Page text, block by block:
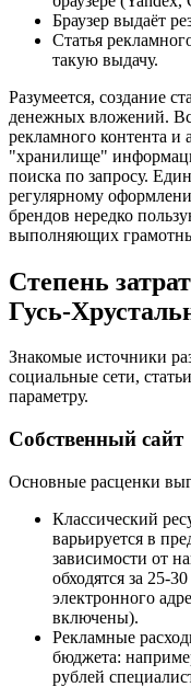
Браузер выдаёт
Статья
такую выдачу.
Разумеется, создание
денежных вложений.
рекламного контента и
"хранилище"
поиска по запросу.
регулярному
брендов нередко
выполняющих
Степень
Гусь-
Знакомые источники
социальные сети,
параметру.
Собственный сайт
Основные расценки
Классический
варьируется в
зависимости от
обходятся за 25-
электронного
включены).
Рекламные
бюджета:
рублей